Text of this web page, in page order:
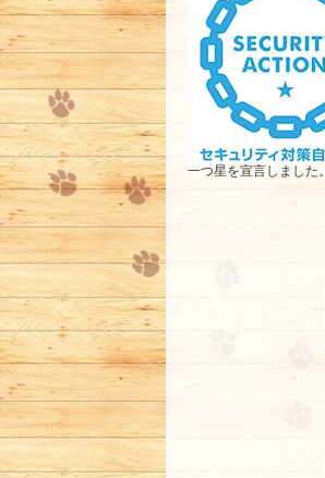
一つ星を宣言しました。